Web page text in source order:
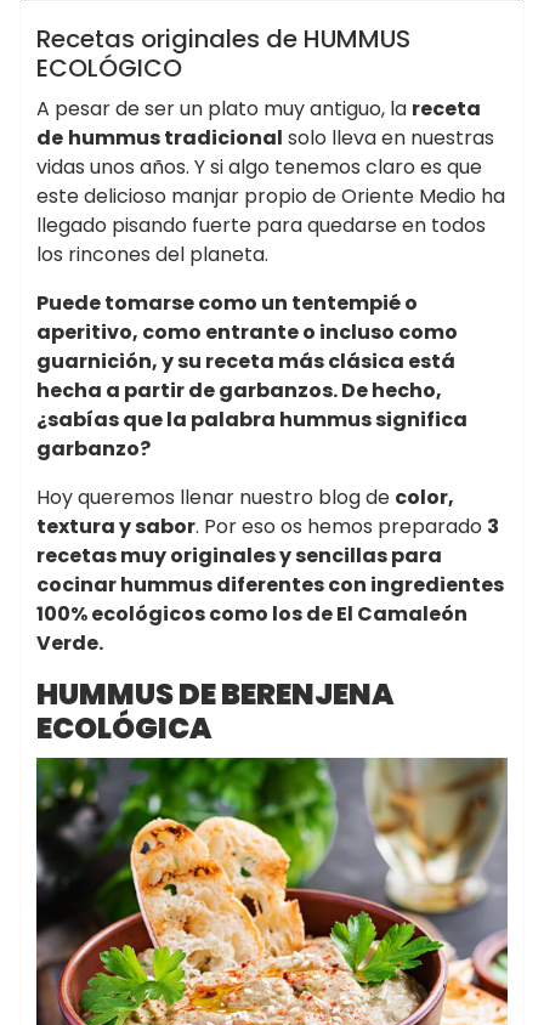
Recetas originales de HUMMUS
ECOLÓGICO
A pesar de ser un plato muy antiguo, la receta
de hummus tradicional solo lleva en nuestras
vidas unos años. Y si algo tenemos claro es que
este delicioso manjar propio de Oriente Medio ha
llegado pisando fuerte para quedarse en todos
los rincones del planeta.
Puede tomarse como un tentempié o
aperitivo, como entrante o incluso como
guarnición, y su receta más clásica está
hecha a partir de garbanzos. De hecho,
¿sabías que la palabra hummus significa
garbanzo?
Hoy queremos llenar nuestro blog de color,
textura y sabor. Por eso os hemos preparado 3
recetas muy originales y sencillas para
cocinar hummus diferentes con ingredientes
100% ecológicos como los de El Camaleón
Verde.
HUMMUS DE BERENJENA
ECOLÓGICA